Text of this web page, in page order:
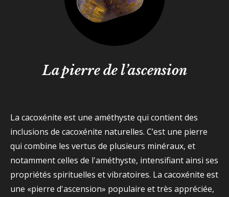
La pierre de l’ascension
La cacoxénite est une améthyste qui contient des
inclusions de cacoxénite naturelles. C’est une pierre
qui combine les vertus de plusieurs minéraux, et
notamment celles de l'améthyste, intensifiant ainsi ses
propriétés spirituelles et vibratoires. La cacoxénite est
une «pierre d'ascension» populaire et très appréciée,